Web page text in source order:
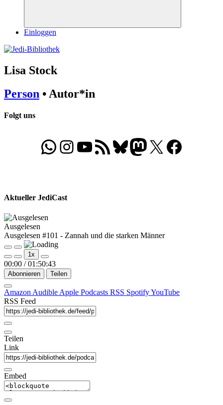
Suchen
Einloggen
Lisa Stock
Person • Autor*in
Folgt uns
WhatsApp
Folgt uns auf Instagram
Besucht unseren YouTube-Kanal
RSS-FeedBluesky
Folgt uns auf Mastodon
X Folgt uns auf
Aktueller JediCast
Ausgelesen
Ausgelesen #101 - Zannah und die starken Männer
Play
Episode
Pause
Episode
1x
00:00 / 01:50:43
Abonnieren Teilen
Amazon Audible Apple Podcasts RSS SpotifyYouTube
RSS Feed
Teilen
Link
Embed